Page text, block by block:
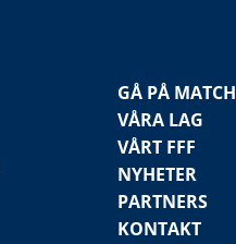
GÅ PÅ MATCH
VÅRA LAG
VÅRT FFF
NYHETER
PARTNERS
KONTAKT